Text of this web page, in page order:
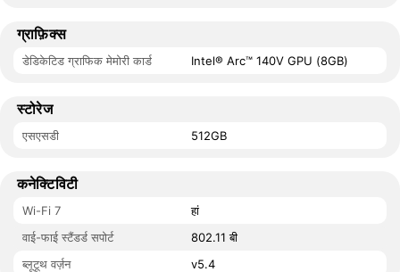
ग्राफ़िक्स
डेडिकेटिड ग्राफिक मेमोरी कार्ड Intel® Arc™ 140V GPU (8GB)
स्टोरेज
एसएसडी 512GB
कनेक्टिविटी
Wi-Fi 7
हां
वाई-फाई स्टैंडर्ड सपोर्ट
802.11 बी
ब्लूटूथ वर्ज़न
v5.4